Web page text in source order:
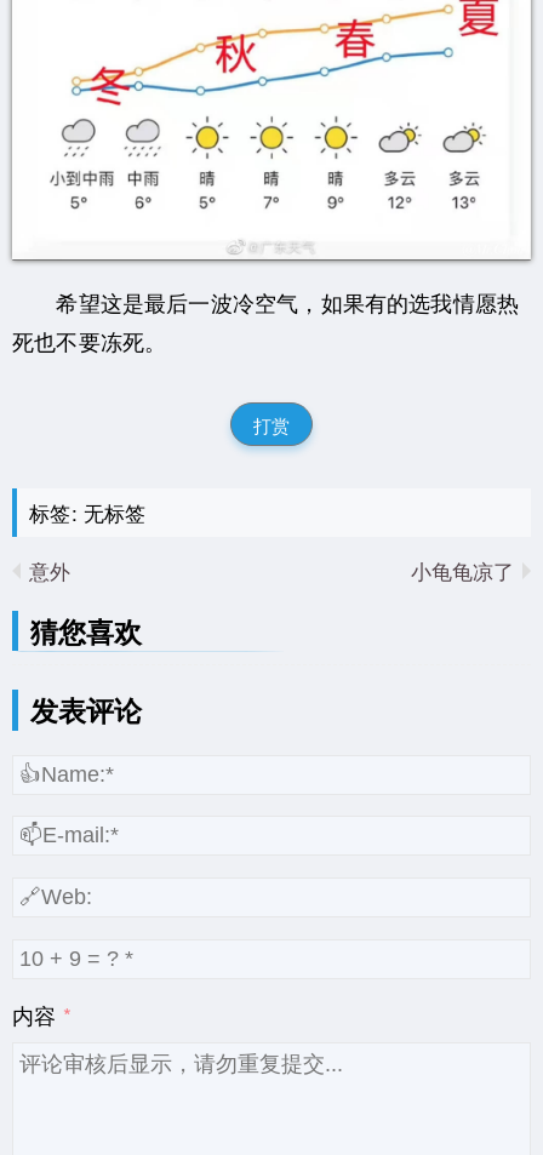
希望这是最后一波冷空气，如果有的选我情愿热
死也不要冻死。
打赏
标签: 无标签
意外
小龟龟凉了
猜您喜欢
发表评论
内容